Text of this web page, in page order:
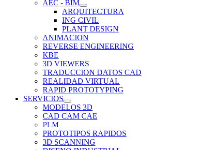
AEC - BIM
ARQUITECTURA
ING CIVIL
PLANT DESIGN
ANIMACION
REVERSE ENGINEERING
KBE
3D VIEWERS
TRADUCCION DATOS CAD
REALIDAD VIRTUAL
RAPID PROTOTYPING
SERVICIOS
MODELOS 3D
CAD CAM CAE
PLM
PROTOTIPOS RAPIDOS
3D SCANNING